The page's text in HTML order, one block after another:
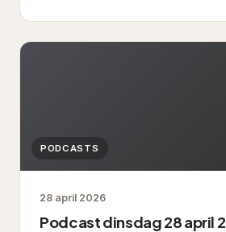
PODCASTS
28 april 2026
Podcast dinsdag 28 april